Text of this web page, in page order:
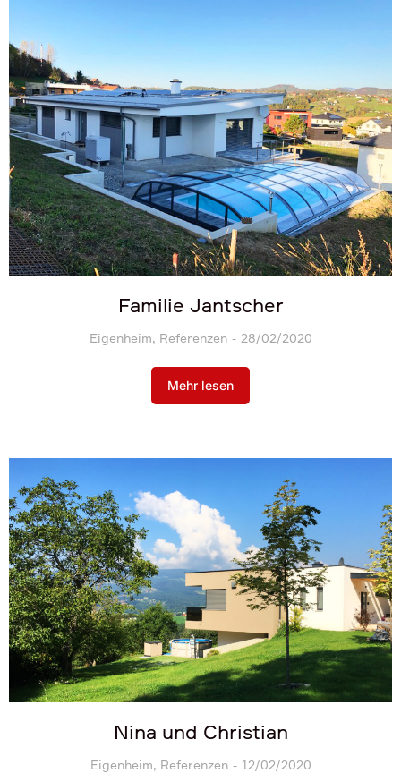
Familie Jantscher
Eigenheim, Referenzen 28/02/2020
Mehr lesen
Nina und Christian
Eigenheim, Referenzen 12/02/2020